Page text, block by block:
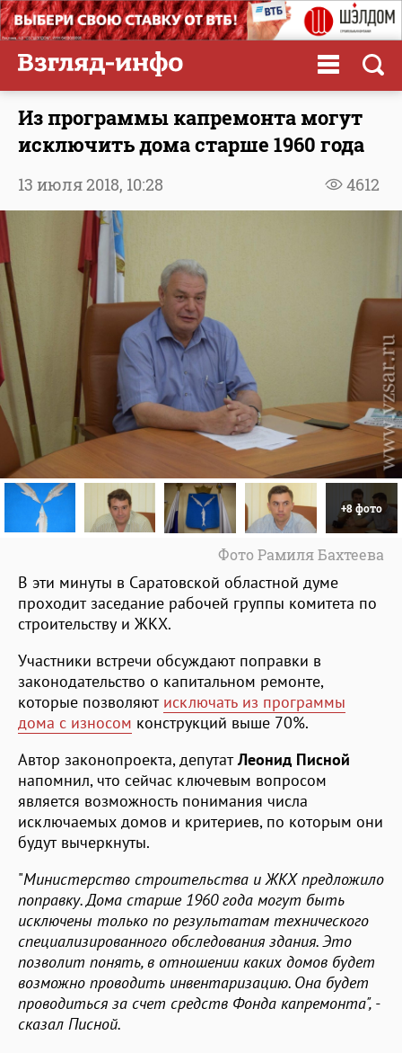
Из программы капремонта могут
исключить дома старше 1960 года
4612
13 июля 2018, 10:28
+8 фото
Фото Рамиля Бахтеева
В эти минуты в Саратовской областной думе
проходит заседание рабочей группы комитета по
строительству и ЖКХ.
Участники встречи обсуждают поправки в
законодательство о капитальном ремонте,
которые позволяют исключать из программы
дома с износом конструкций выше 70%.
Автор законопроекта, депутатЛеонид Писной
напомнил, что сейчас ключевым вопросом
является возможность понимания числа
исключаемых домов и критериев, по которым они
будут вычеркнуты.
"Министерство строительства и ЖКХ предложило
поправку. Дома старше 1960 года могут быть
исключены только по результатам технического
специализированного обследования здания. Это
позволит понять, в отношении каких домов будет
возможно проводить инвентаризацию. Она будет
проводиться за счет средств Фонда капремонта", -
сказал Писной.